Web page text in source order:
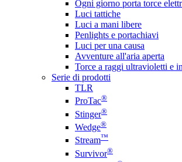
Ogni giorno porta torce
Luci tattiche
Luci a mani libere
Penlights e portachiavi
Luci per una causa
Avventure all'aria aperta
Torce a raggi ultravioletti e
Serie di prodotti
TLR
ProTac®
Stinger®
Wedge®
Stream™
Survivor®